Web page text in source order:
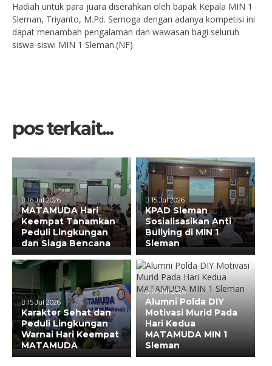
Hadiah untuk para juara diserahkan oleh bapak Kepala MIN 1
Sleman, Triyanto, M.Pd. Semoga dengan adanya kompetisi ini
dapat menambah pengalaman dan wawasan bagi seluruh
siswa-siswi MIN 1 Sleman.(NF)
pos terkait...
16 Jul 2026
MATAMUDA Hari
Keempat Tanamkan
Peduli Lingkungan
dan Siaga Bencana
15 Jul 2026
KPAD Sleman
Sosialisasikan Anti
Bullying di MIN 1
Sleman
15 Jul 2026
Karakter Sehat dan
Peduli Lingkungan
Warnai Hari Keempat
MATAMUDA
14 Jul 2026
Alumni Polda DIY
Motivasi Murid Pada
Hari Kedua
MATAMUDA MIN 1
Sleman